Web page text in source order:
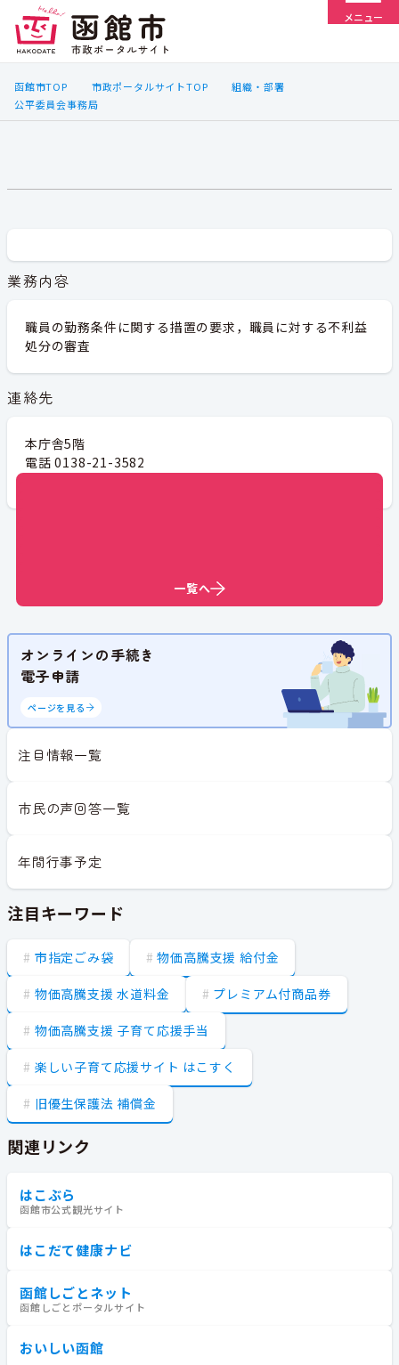
メニュー
函館市TOP 市政ポータルサイトTOP
組織・部署
公平委員会事務局
業務内容
職員の勤務条件に関する措置の要求，職員に対する不利益
処分の審査
連絡先
本庁舎5階
電話 0138-21-3582
一覧へ
一覧へ
オンラインの手続き
電子申請
ページを見る
注目情報一覧
市民の声回答一覧
年間行事予定
注目キーワード
市指定ごみ袋 物価高騰支援 給付金
物価高騰支援 水道料金 プレミアム付商品券
物価高騰支援 子育て応援手当
楽しい子育て応援サイト はこすく
旧優生保護法 補償金
関連リンク
はこぶら
函館市公式観光サイト
はこだて健康ナビ
函館しごとネット
函館しごとポータルサイト
おいしい函館